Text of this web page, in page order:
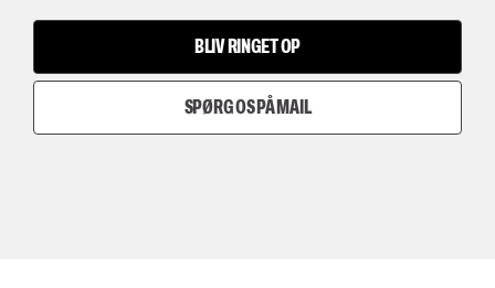
BLIV RINGET OP
SPØRG OS PÅ MAIL